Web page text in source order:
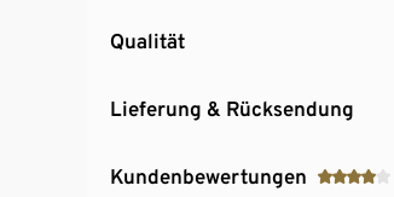
Qualität
Lieferung & Rücksendung
Kundenbewertungen